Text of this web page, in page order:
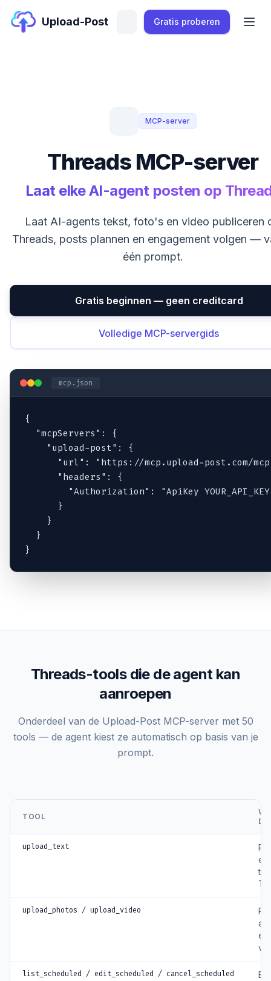
Upload-Post Gratis proberen
MCP-server
Threads MCP-server
Laat elke AI-agent posten op
Laat AI-agents tekst, foto's en video publiceren
Threads, posts plannen en engagement volgen —
één prompt.
Gratis beginnen — geen creditcard
Volledige MCP-servergids
mcp.json
{
  "mcpServers": {
    "upload-post": {
"url": "https://mcp.upload-post.com/
      "headers": {
"Authorization": "ApiKey
      }
    }
  }
}
Threads-tools die de agent kan
aanroepen
Onderdeel van de Upload-Post MCP-server met 50
tools — de agent kiest ze automatisch op basis van je
prompt.
TOOL
upload_text
upload_photos / upload_video
en
list_scheduled / edit_scheduled / cancel_scheduled